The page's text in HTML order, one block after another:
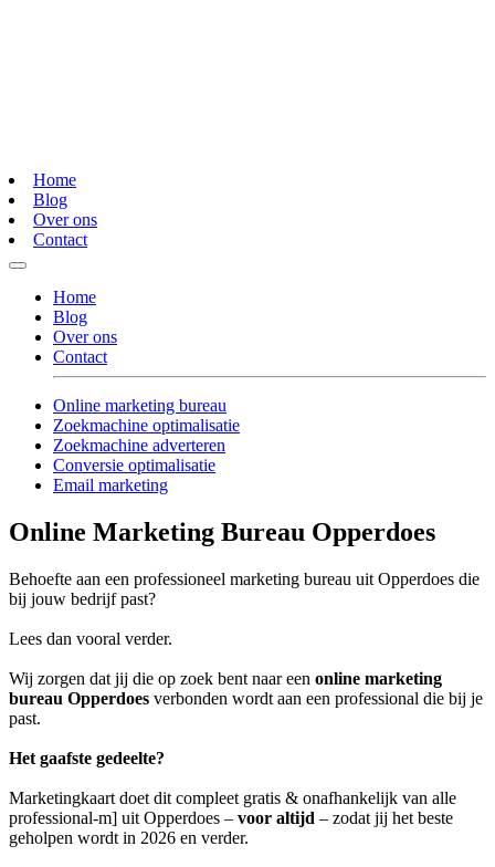
Home
Blog
Over ons
Contact
Home
Blog
Over ons
Contact
Online marketing bureau
Zoekmachine optimalisatie
Zoekmachine adverteren
Conversie optimalisatie
Email marketing
Online Marketing Bureau Opperdoes
Behoefte aan een professioneel marketing bureau uit Opperdoes die
bij jouw bedrijf past?
Lees dan vooral verder.
Wij zorgen dat jij die op zoek bent naar een online marketing
bureau Opperdoes verbonden wordt aan een professional die bij je
past.
Het gaafste gedeelte?
Marketingkaart doet dit compleet gratis & onafhankelijk van alle
professional-m] uit Opperdoes – voor altijd – zodat jij het beste
geholpen wordt in 2026 en verder.